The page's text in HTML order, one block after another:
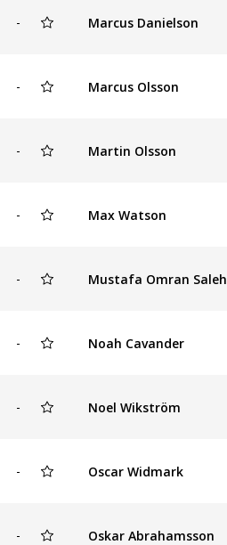
- Marcus Danielson
- Marcus Olsson
- Martin Olsson
- Max Watson
- Mustafa Omran Saleh
- Noah Cavander
- Noel Wikström
- Oscar Widmark
- Oskar Abrahamsson